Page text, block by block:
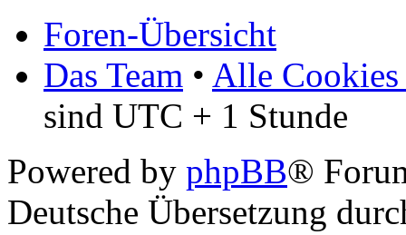
Foren-Übersicht
Das Team • Alle Cookies
sind UTC + 1 Stunde
Powered by phpBB®
Deutsche Übersetzung